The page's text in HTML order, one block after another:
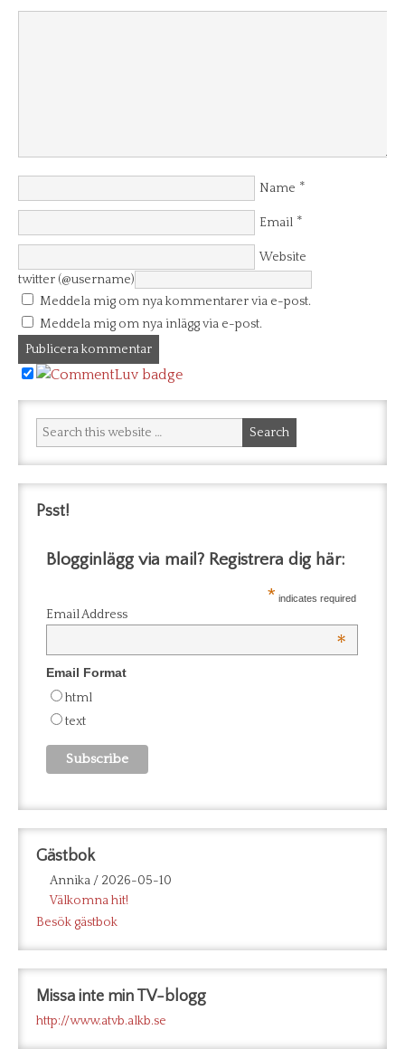
Name *
Email *
Website
twitter (@username)
Meddela mig om nya kommentarer via e-post.
Meddela mig om nya inlägg via e-post.
Psst!
Blogginlägg via mail? Registrera dig här:
* indicates required
Email Address
*
Email Format
html
text
Gästbok
Annika/ 2026-05-10
Välkomna hit!
Besök gästbok
Missa inte min TV-blogg
http://www.atvb.alkb.se